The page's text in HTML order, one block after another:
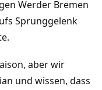
Werder Bremen
Sprunggelenk
aber wir
und wissen, dass